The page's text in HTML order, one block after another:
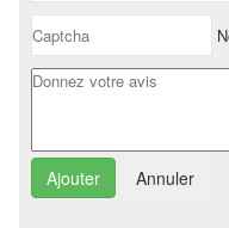
Annuler